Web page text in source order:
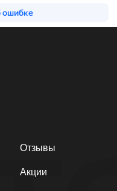
Отзывы
Акции